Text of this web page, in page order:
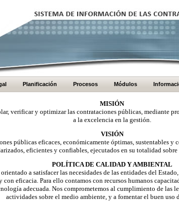
Planificación Procesos Módulos
MISIÓN
verificar y optimizar las contrataciones públicas, mediante
a la excelencia en la gestión.
VISIÓN
públicas eficaces, económicamente óptimas, sustentables y
eficientes y confiables, ejecutados en su totalidad
POLÍTICA DE CALIDAD Y AMBIENTAL
a satisfacer las necesidades de las entidades del
con eficacia. Para ello contamos con recursos humanos
adecuada. Nos comprometemos al cumplimiento de las
actividades sobre el medio ambiente, y a fomentar el buen uso